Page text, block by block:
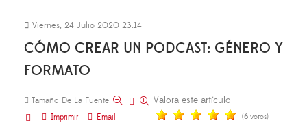
Viernes, 24 Julio 2020 23:14
CÓMO CREAR UN PODCAST: GÉNERO Y
FORMATO
Tamaño De La Fuente
Imprimir
Email
Valora este artículo
(6 votos)